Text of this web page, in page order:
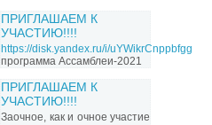
ПРИГЛАШАЕМ К
УЧАСТИЮ!!!!
https://disk.yandex.ru/i/uYWikrCnppbfgg
программа Ассамблеи-2021
ПРИГЛАШАЕМ К
УЧАСТИЮ!!!!
Заочное, как и очное участие